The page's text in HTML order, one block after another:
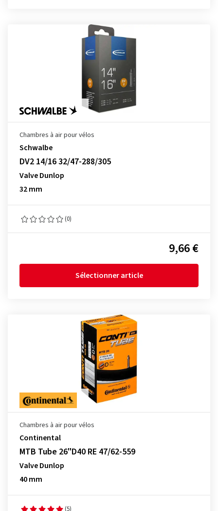
Chambres à air pour vélos
Schwalbe
DV2 14/16 32/47-288/305
Valve Dunlop
32 mm
(0)
9,66 €
Sélectionner article
Chambres à air pour vélos
Continental
MTB Tube 26"D40 RE 47/62-559
Valve Dunlop
40 mm
(5)